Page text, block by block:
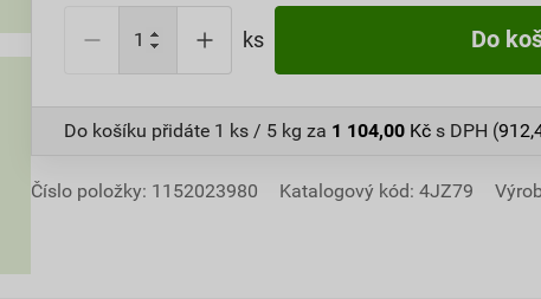
ks Do
Do košíku přidáte 1 ks / 5 kg za 1 104,00 Kč s DPH (
Číslo položky: 1152023980 Katalogový kód: 4JZ79